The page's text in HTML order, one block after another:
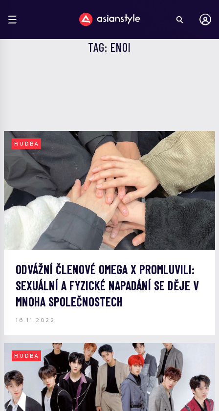
TAG: ENOI
HUDBA
ODVÁŽNÍ ČLENOVÉ OMEGA X PROMLUVILI:
SEXUÁLNÍ A FYZICKÉ NAPADÁNÍ SE DĚJE V
MNOHA SPOLEČNOSTECH
16.11.2022
HUDBA